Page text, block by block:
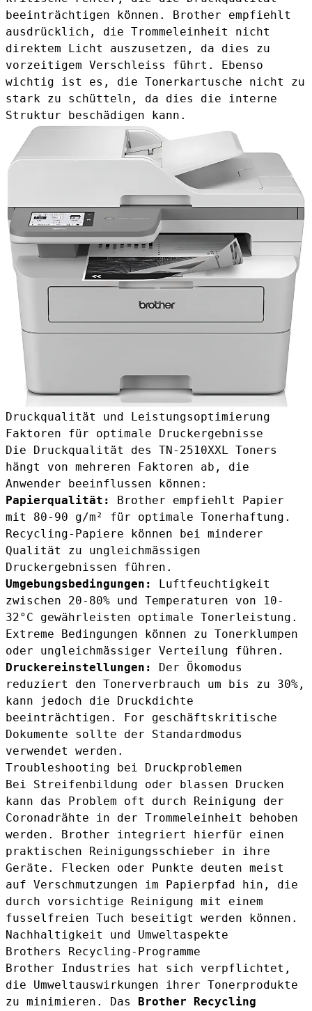
beeinträchtigen können. Brother empfiehlt
ausdrücklich, die Trommeleinheit nicht
direktem Licht auszusetzen, da dies zu
vorzeitigem Verschleiss führt. Ebenso
wichtig ist es, die Tonerkartusche nicht zu
stark zu schütteln, da dies die interne
Struktur beschädigen kann.
Druckqualität und Leistungsoptimierung
Faktoren für optimale Druckergebnisse
Die Druckqualität des TN-2510XXL Toners
hängt von mehreren Faktoren ab, die
Anwender beeinflussen können:
Papierqualität:
Brother empfiehlt Papier
mit 80-90 g/m² für optimale Tonerhaftung.
Recycling-Papiere können bei minderer
Qualität zu ungleichmässigen
Druckergebnissen führen.
Umgebungsbedingungen:
Luftfeuchtigkeit
zwischen 20-80% und Temperaturen von 10-
32°C gewährleisten optimale Tonerleistung.
Extreme Bedingungen können zu Tonerklumpen
oder ungleichmässiger Verteilung führen.
Druckereinstellungen:
Der Ökomodus
reduziert den Tonerverbrauch um bis zu 30%,
kann jedoch die Druckdichte
beeinträchtigen. For geschäftskritische
Dokumente sollte der Standardmodus
verwendet werden.
Troubleshooting bei Druckproblemen
Bei Streifenbildung oder blassen Drucken
kann das Problem oft durch Reinigung der
Coronadrähte in der Trommeleinheit behoben
werden. Brother integriert hierfür einen
praktischen Reinigungsschieber in ihre
Geräte. Flecken oder Punkte deuten meist
auf Verschmutzungen im Papierpfad hin, die
durch vorsichtige Reinigung mit einem
fusselfreien Tuch beseitigt werden können.
Nachhaltigkeit und Umweltaspekte
Brothers Recycling-Programme
Brother Industries hat sich verpflichtet,
die Umweltauswirkungen ihrer Tonerprodukte
zu minimieren. Das
Brother Recycling